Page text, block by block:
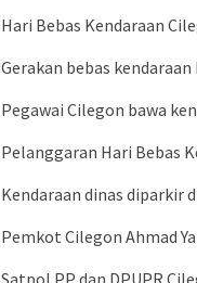
Hari Bebas Kendaraan
Gerakan bebas
Pegawai Cilegon bawa
Pelanggaran Hari Bebas
Kendaraan dinas diparkir
Pemkot Cilegon Ahmad